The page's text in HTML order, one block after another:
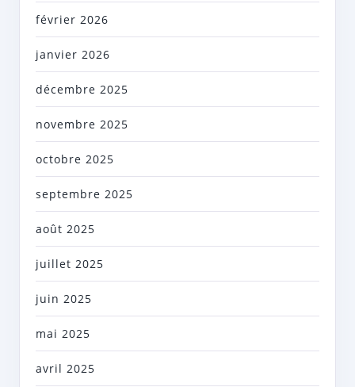
février 2026
janvier 2026
décembre 2025
novembre 2025
octobre 2025
septembre 2025
août 2025
juillet 2025
juin 2025
mai 2025
avril 2025